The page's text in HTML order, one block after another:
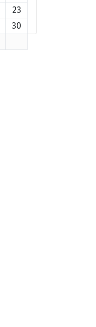
23
30